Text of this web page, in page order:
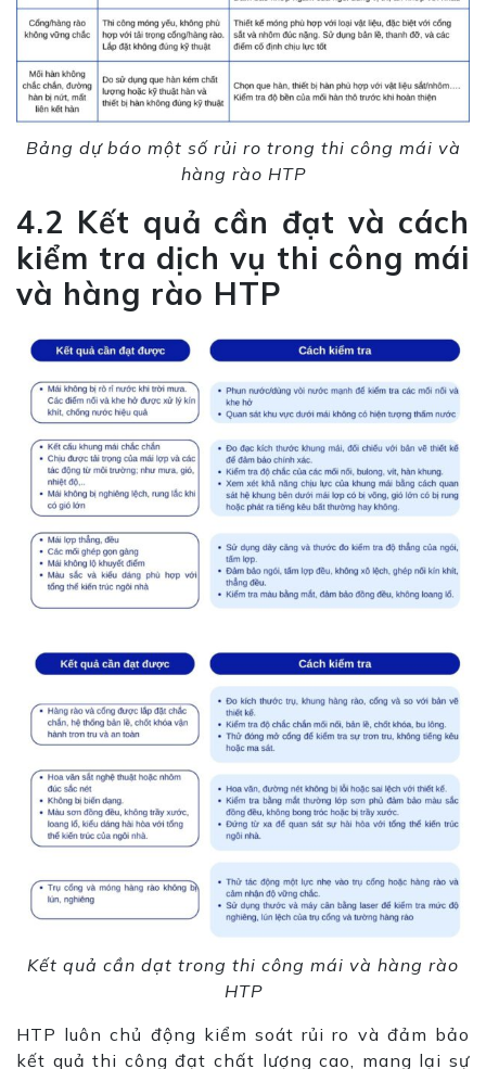
Bảng dự báo một số rủi ro trong thi công mái và
hàng rào HTP
4.2 Kết quả cần đạt và cách
kiểm tra dịch vụ thi công mái
và hàng rào HTP
Kết quả cần dạt trong thi công mái và hàng rào
HTP
HTP luôn chủ động kiểm soát rủi ro và đảm bảo
kết quả thi công đạt chất lượng cao, mang lại sự